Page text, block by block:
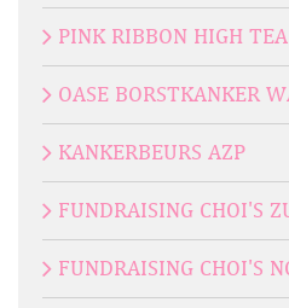
PINK RIBBON HIGH TEA
OASE BORSTKANKER
KANKERBEURS AZP
FUNDRAISING CHOI'S
FUNDRAISING CHOI'S